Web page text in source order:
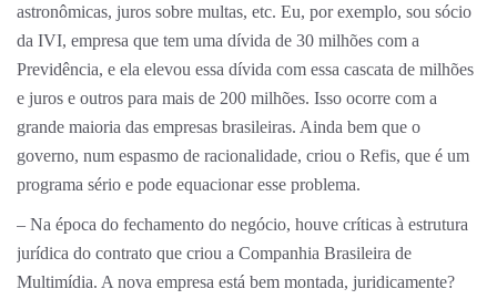
astronômicas, juros sobre multas, etc. Eu, por exemplo, sou sócio
da IVI, empresa que tem uma dívida de 30 milhões com a
Previdência, e ela elevou essa dívida com essa cascata de milhões
e juros e outros para mais de 200 milhões. Isso ocorre com a
grande maioria das empresas brasileiras. Ainda bem que o
governo, num espasmo de racionalidade, criou o Refis, que é um
programa sério e pode equacionar esse problema.
– Na época do fechamento do negócio, houve críticas à estrutura
jurídica do contrato que criou a Companhia Brasileira de
Multimídia. A nova empresa está bem montada, juridicamente?